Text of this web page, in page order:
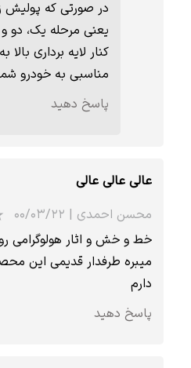
یعنی مرحله یک، دو
کنار لایه برداری
مناسبی به خودرو
پاسخ دهید
عالی عالی عالی
محسن احمدی | ۰۰/۰۳/۲۲
خط و خش و اثار هولوگرامی
میبره طرفدار قدیمی این
دارم
پاسخ دهید